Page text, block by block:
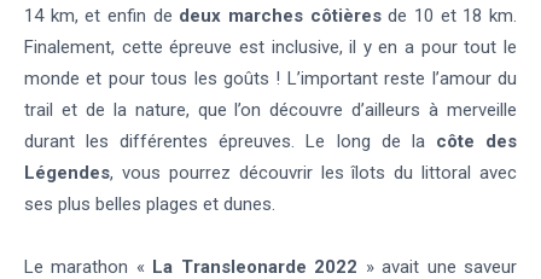
14 km, et enfin de deux marches côtièresde 10 et 18 km.
Finalement, cette épreuve est inclusive, il y en a pour tout le
monde et pour tous les goûts ! L’important reste l’amour du
trail et de la nature, que l’on découvre d’ailleurs à merveille
durant les différentes épreuves. Le long de la côte des
Légendes, vous pourrez découvrir les îlots du littoral avec
ses plus belles plages et dunes.
Le marathon « La Transleonarde 2022 » avait une saveur